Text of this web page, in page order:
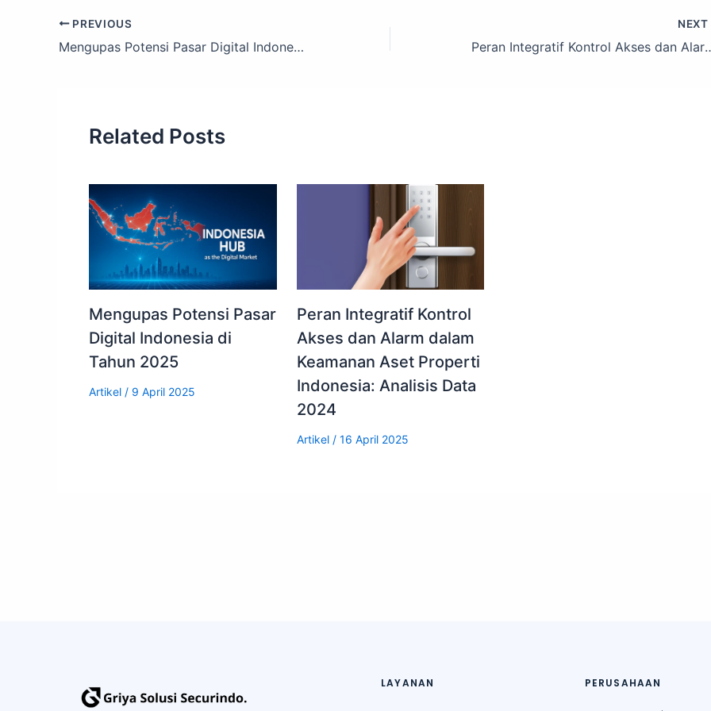
p
y
c
e
k
e
s
l
e
PREVIOUS
Mengupas Potensi Pasar Digital Indonesia di Tahun 2025
NEXT
Peran Integratif Kontrol Akses dan
Related Posts
Mengupas Potensi Pasar
Digital Indonesia di
Tahun 2025
Artikel / 9 April 2025
Peran Integratif Kontrol
Akses dan Alarm dalam
Keamanan Aset Properti
Indonesia: Analisis Data
2024
Artikel/ 16 April 2025
LAYANAN PERUSAHAAN